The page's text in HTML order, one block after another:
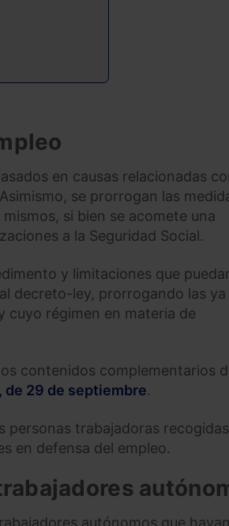
en causas relacionadas
se prorrogan las
si bien se acomete una
a la Seguridad Social.
y limitaciones que
decreto-ley, prorrogando las ya
cuyo régimen en materia de
contenidos complementarios
de 29 de septiembre.
personas trabajadoras
en defensa del empleo.